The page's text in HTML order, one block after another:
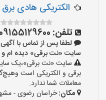
الکتریکی هادی برق
تلفن: 09155129600
لطفا پس از تماس با
سایت «نت برقی» دیده ام و کد «آگهی-
سایت «نت برقی»،یک
برقی و الکتریکی است
معاملات شما ندارد.
مکان:خراسان رضوی -